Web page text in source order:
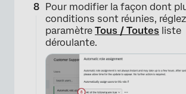
Pour modifier la façon dont
conditions sont réunies,
paramètre Tous / Toutes liste
déroulante.